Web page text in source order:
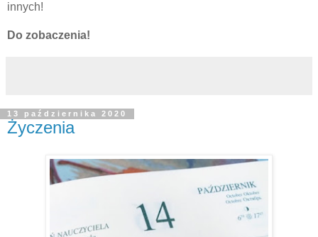
innych!
Do zobaczenia!
13 października 2020
Życzenia